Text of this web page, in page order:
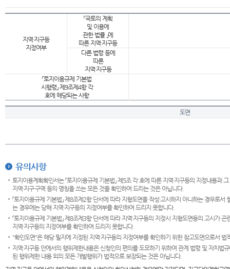
지역·지구등
지정여부
「국토의 계획
및 이용에
관한 법률 」에
따른 지역·지구등
다른 법령 등에
따른
지역·지구등
「토지이용규제 기본법
시행령」 제9조제4항 각
호에 해당되는 사항
도면
유의사항
토지이용계획확인서는 「토지이용규제 기본법」 제5조 각 호에 따른 지역·지구등의 지정내용
지역·지구·구역 등의 명칭을 쓰는 모든 것을 확인하여 드리는 것은 아닙니다.
「토지이용규제 기본법」 제8조제2항 단서에 따라 지형도면을 작성·고시하지 아니하는 경우로
는 경우에는 당해 지역·지구등의 지정여부를 확인하여 드리지 못합니다.
「토지이용규제 기본법」 제8조제3항 단서에 따라 지역·지구등의 지정시 지형도면등의 고시가
지역·지구등의 지정여부를 확인하여 드리지 못합니다.
"확인도면"은 해당 필지에 지정된 지역·지구등의 지정여부를 확인하기 위한 참고도면으로서
지역·지구등 안에서의 행위제한내용은 신청인의 편의를 도모하기 위하여 관계 법령 및 자치
된 행위제한 내용 외의 모든 개발행위가 법적으로 보장되는 것은 아닙니다.